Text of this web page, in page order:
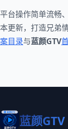
平台操作简单流畅
本更新，打造兄弟
案目录与蓝颜GTV
蓝颜GTV